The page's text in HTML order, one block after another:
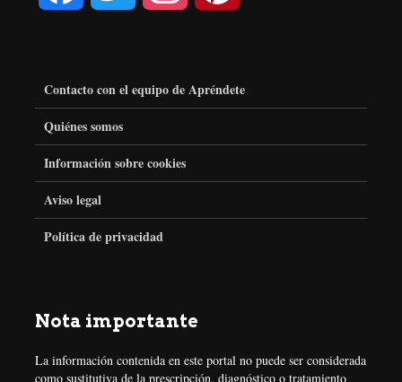
e
b
o
t
Contacto con el equipo de Apréndete
Quiénes somos
Información sobre cookies
Aviso legal
Política de privacidad
Nota importante
La información contenida en este portal no puede ser considerada
como sustitutiva de la prescripción, diagnóstico o tratamiento